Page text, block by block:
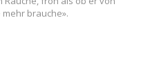
brauche».